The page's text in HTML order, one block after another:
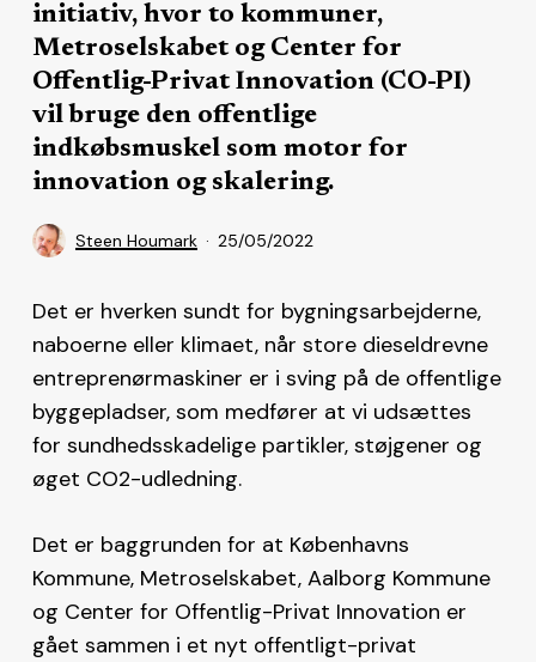
initiativ, hvor to kommuner,
Metroselskabet og Center for
Offentlig-Privat Innovation (CO-PI)
vil bruge den offentlige
indkøbsmuskel som motor for
innovation og skalering.
Steen Houmark 25/05/2022
Det er hverken sundt for bygningsarbejderne,
naboerne eller klimaet, når store dieseldrevne
entreprenørmaskiner er i sving på de offentlige
byggepladser, som medfører at vi udsættes
for sundhedsskadelige partikler, støjgener og
øget CO2-udledning.
Det er baggrunden for at Københavns
Kommune, Metroselskabet, Aalborg Kommune
og Center for Offentlig-Privat Innovation er
gået sammen i et nyt offentligt-privat